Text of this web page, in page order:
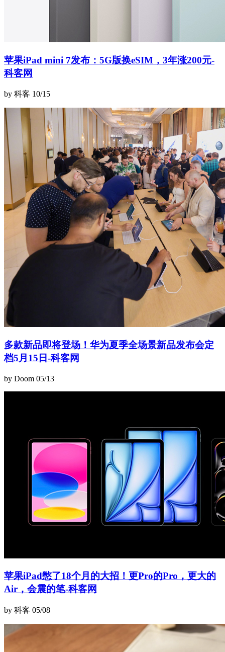
苹果iPad mini 7发布：5G版换eSIM，3年涨200元-
科客网
by 科客 10/15
多款新品即将登场！华为夏季全场景新品发布会定
档5月15日-科客网
by Doom 05/13
苹果iPad憋了18个月的大招！更Pro的Pro，更大的
Air，会震的笔-科客网
by 科客 05/08